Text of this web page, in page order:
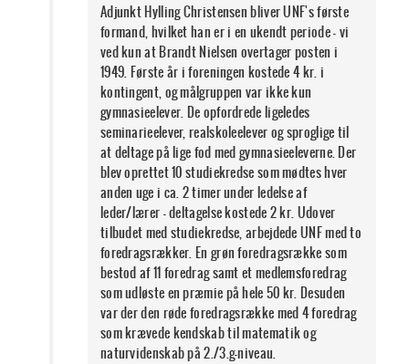
Adjunkt Hylling Christensen bliver UNF's første
formand, hvilket han er i en ukendt periode - vi
ved kun at Brandt Nielsen overtager posten i
1949. Første år i foreningen kostede 4 kr. i
kontingent, og målgruppen var ikke kun
gymnasieelever. De opfordrede ligeledes
seminarieelever, realskoleelever og sproglige til
at deltage på lige fod med gymnasieeleverne. Der
blev oprettet 10 studiekredse som mødtes hver
anden uge i ca. 2 timer under ledelse af
leder/lærer - deltagelse kostede 2 kr. Udover
tilbudet med studiekredse, arbejdede UNF med to
foredragsrækker. En grøn foredragsrække som
bestod af 11 foredrag samt et medlemsforedrag
som udløste en præmie på hele 50 kr. Desuden
var der den røde foredragsrække med 4 foredrag
som krævede kendskab til matematik og
naturvidenskab på 2./3.g-niveau.